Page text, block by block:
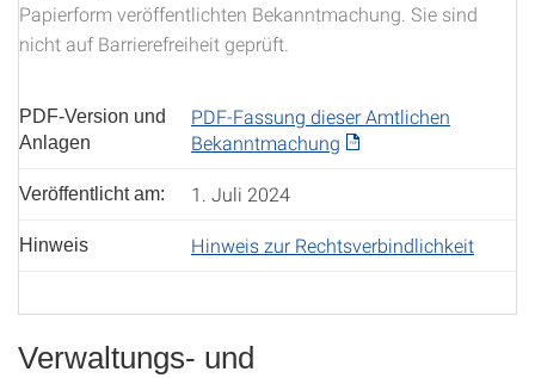
Papierform veröffentlichten Bekanntmachung. Sie sind
nicht auf Barrierefreiheit geprüft.
PDF-Version und
Anlagen
PDF-Fassung dieser Amtlichen
Bekanntmachung
Veröffentlicht am: 1. Juli 2024
Hinweis Hinweis zur Rechtsverbindlichkeit
Verwaltungs- und